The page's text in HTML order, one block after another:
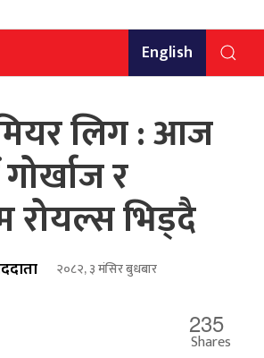
English
लिग : आज
र
रोयल्स भिड्दै
२०८२, ३ मंसिर बुधबार
235
Shares